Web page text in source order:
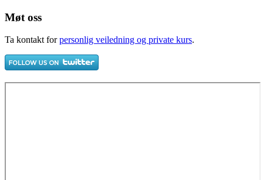
Møt oss
Ta kontakt forpersonlig veiledning og private kurs.